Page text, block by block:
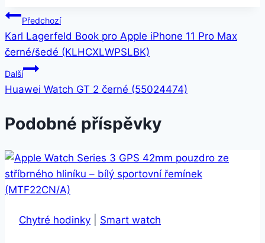
Navigace
pro
příspěvek
Předchozí
Karl Lagerfeld Book pro Apple iPhone 11 Pro Max
černé/šedé (KLHCXLWPSLBK)
Další
Huawei Watch GT 2 černé (55024474)
Podobné příspěvky
Chytré hodinky Smart watch